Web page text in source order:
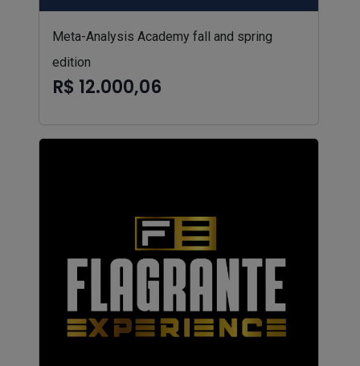
Meta-Analysis Academy fall and spring
edition
R$ 12.000,06